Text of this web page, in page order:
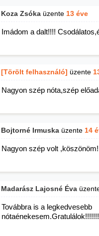
Koza Zsóka üzente 13 éve
Imádom a dalt!!!!
[Törölt felhasználó] üzente
Nagyon szép nóta,szép
Bojtorné Irmuska üzente 14
Nagyon szép volt
Madarász Lajosné Éva
Továbbra is a legkedvesebb